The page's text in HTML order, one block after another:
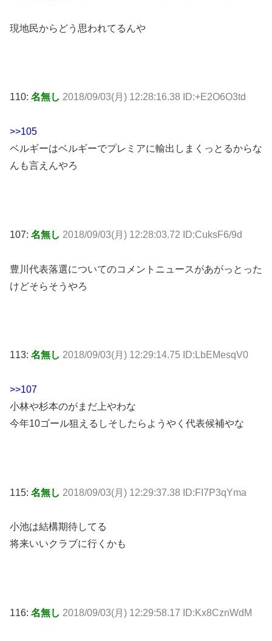
現地民からどう思われてるんや
110: 名無し 2018/09/03(月) 12:28:16.38 ID:+E2O6O3td
>>105
ベルギーはベルギーでプレミアに輸出しまくっとるからな
んも言えんやろ
107: 名無し 2018/09/03(月) 12:28:03.72 ID:CuksF6/9d
豊川代表落選についてのコメントニュースがあがっとった
けどそらそうやろ
113: 名無し 2018/09/03(月) 12:29:14.75 ID:LbEMesqV0
>>107
小林や杉本のがまだ上やわな
今年10ゴール狙えるしそしたらようやく代表候補やな
115: 名無し 2018/09/03(月) 12:29:37.38 ID:FI7P3qYma
小池は結構期待してる
将来いいクラブに行くかも
116: 名無し 2018/09/03(月) 12:29:58.17 ID:Kx8CznWdM